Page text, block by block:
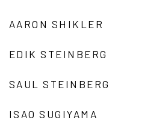
AARON SHIKLER
EDIK STEINBERG
SAUL STEINBERG
ISAO SUGIYAMA